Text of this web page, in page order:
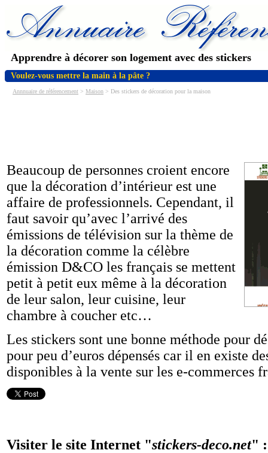
Apprendre à décorer son logement avec des stickers
Voulez-vous mettre la main à la pâte ?
Annnuaire de référencement > Maison > Des stickers de décoration pour la maison
Beaucoup de personnes croient encore
que la décoration d’intérieur est une
affaire de professionnels. Cependant, il
faut savoir qu’avec l’arrivé des
émissions de télévision sur la thème de
la décoration comme la célèbre
émission D&CO les français se mettent
petit à petit eux même à la décoration
de leur salon, leur cuisine, leur
chambre à coucher etc…
Les stickers sont une bonne méthode pour
pour peu d’euros dépensés car il en existe
disponibles à la vente sur les e-commerces
Visiter le site Internet "stickers-deco.net"